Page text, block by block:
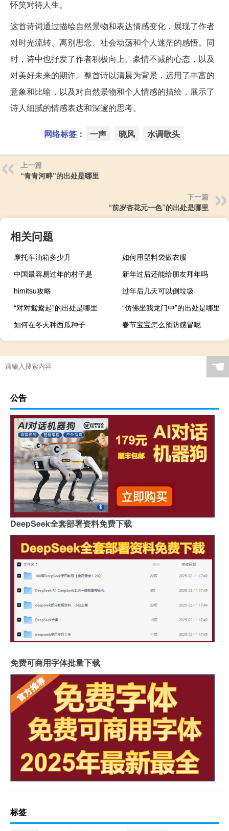
怀笑对待人生。
这首诗词通过描绘自然景物和表达情感变化，展现了作者
对时光流转、离别思念、社会动荡和个人迷茫的感悟。同
时，诗中也抒发了作者积极向上、豪情不减的心态，以及
对美好未来的期许。整首诗以清晨为背景，运用了丰富的
意象和比喻，以及对自然景物和个人情感的描绘，展示了
诗人细腻的情感表达和深邃的思考。
网络标签： 一声 晓风 水调歌头
上一篇
“青青河畔”的出处是哪里
下一篇
“前岁杏花元一色”的出处是哪里
相关问题
摩托车油箱多少升
如何用塑料袋做衣服
中国最容易过年的村子是
新年过后还能给朋友拜年吗
himitsu攻略
过年后几天可以倒垃圾
“对对鸳鸯起”的出处是哪里
“仿佛坐我龙门中”的出处是哪里
如何在冬天种西瓜种子
春节宝宝怎么预防感冒呢
☚
公告
DeepSeek全套部署资料免费下载
免费可商用字体批量下载
标签